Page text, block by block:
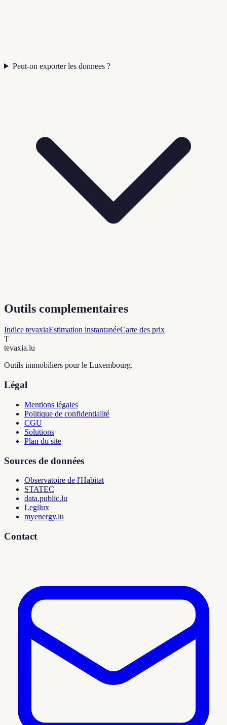
Peut-on exporter les donnees ?
Outils complementaires
Indice tevaxiaEstimation instantanéeCarte des prix
T
tevaxia.lu
Outils immobiliers pour le Luxembourg.
Légal
Mentions légales
Politique de confidentialité
CGU
Solutions
Plan du site
Sources de données
Observatoire de l'Habitat
STATEC
data.public.lu
Legilux
myenergy.lu
Contact